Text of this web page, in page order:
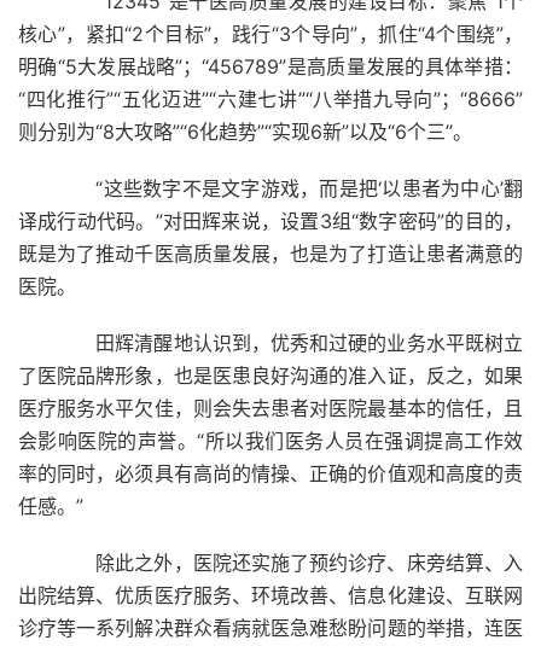
核心”，紧扣“2个目标”，践行“3个导向”，抓住“4个围绕”，
明确“5大发展战略”；“456789”是高质量发展的具体举措：
“四化推行”“五化迈进”“六建七讲”“八举措九导向”；“8666”
则分别为“8大攻略”“6化趋势”“实现6新”以及“6个三”。
“这些数字不是文字游戏，而是把‘以患者为中心’翻
译成行动代码。”对田辉来说，设置3组“数字密码”的目的，
既是为了推动千医高质量发展，也是为了打造让患者满意的
医院。
田辉清醒地认识到，优秀和过硬的业务水平既树立
了医院品牌形象，也是医患良好沟通的准入证，反之，如果
医疗服务水平欠佳，则会失去患者对医院最基本的信任，且
会影响医院的声誉。“所以我们医务人员在强调提高工作效
率的同时，必须具有高尚的情操、正确的价值观和高度的责
任感。”
除此之外，医院还实施了预约诊疗、床旁结算、入
出院结算、优质医疗服务、环境改善、信息化建设、互联网
诊疗等一系列解决群众看病就医急难愁盼问题的举措，连医